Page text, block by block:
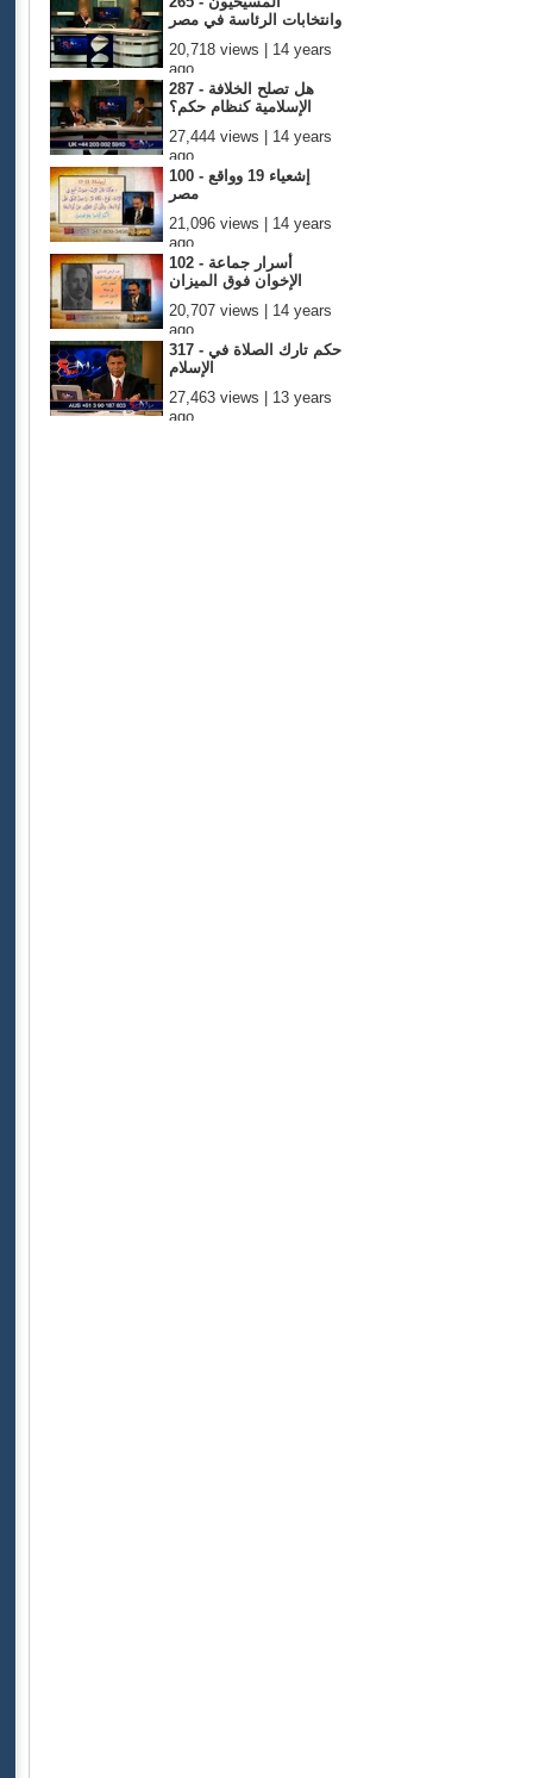
وانتخابات الرئاسة في مصر
20,718 views | 14 years
ago
287 - هل تصلح الخلافة
الإسلامية كنظام حكم؟
27,444 views | 14 years
ago
100 - إشعياء 19 وواقع
مصر
21,096 views | 14 years
ago
102 - أسرار جماعة
الإخوان فوق الميزان
20,707 views | 14 years
ago
317 - حكم تارك الصلاة في
الإسلام
27,463 views | 13 years
ago